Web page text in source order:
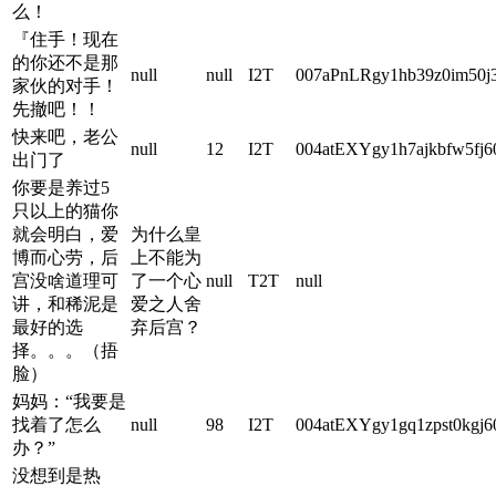
么！
『住手！现在
的你还不是那
家伙的对手！
先撤吧！！
null null I2T
快来吧，老公
出门了
null 12 I2T
你要是养过5
只以上的猫你
就会明白，爱
博而心劳，后
宫没啥道理可
讲，和稀泥是
最好的选
择。。。（捂
脸）
为什么皇
上不能为
了一个心
爱之人舍
弃后宫？
null T2T null
妈妈：“我要是
找着了怎么
办？”
null 98 I2T
没想到是热